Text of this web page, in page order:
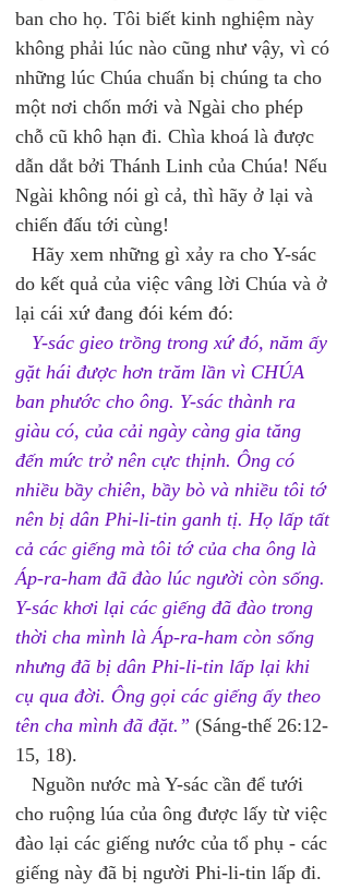
ban cho họ. Tôi biết kinh nghiệm này
không phải lúc nào cũng như vậy, vì có
những lúc Chúa chuẩn bị chúng ta cho
một nơi chốn mới và Ngài cho phép
chỗ cũ khô hạn đi. Chìa khoá là được
dẫn dắt bởi Thánh Linh của Chúa! Nếu
Ngài không nói gì cả, thì hãy ở lại và
chiến đấu tới cùng!
Hãy xem những gì xảy ra cho Y-sác
do kết quả của việc vâng lời Chúa và ở
lại cái xứ đang đói kém đó:
Y-sác gieo trồng trong xứ đó, năm ấy
gặt hái được hơn trăm lần vì CHÚA
ban phước cho ông. Y-sác thành ra
giàu có, của cải ngày càng gia tăng
đến mức trở nên cực thịnh. Ông có
nhiều bầy chiên, bầy bò và nhiều tôi tớ
nên bị dân Phi-li-tin ganh tị. Họ lấp tất
cả các giếng mà tôi tớ của cha ông là
Áp-ra-ham đã đào lúc người còn sống.
Y-sác khơi lại các giếng đã đào trong
thời cha mình là Áp-ra-ham còn sống
nhưng đã bị dân Phi-li-tin lấp lại khi
cụ qua đời. Ông gọi các giếng ấy theo
tên cha mình đã đặt.” (Sáng-thế 26:12-
15, 18).
Nguồn nước mà Y-sác cần để tưới
cho ruộng lúa của ông được lấy từ việc
đào lại các giếng nước của tổ phụ - các
giếng này đã bị người Phi-li-tin lấp đi.